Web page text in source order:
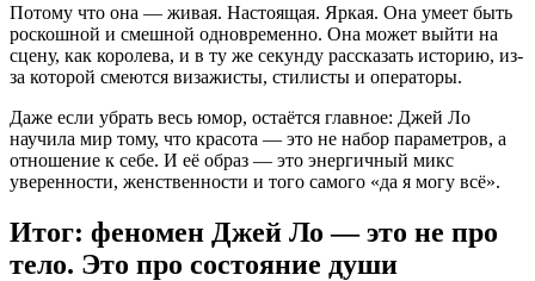
Потому что она — живая. Настоящая. Яркая. Она умеет быть
роскошной и смешной одновременно. Она может выйти на
сцену, как королева, и в ту же секунду рассказать историю, из-
за которой смеются визажисты, стилисты и операторы.
Даже если убрать весь юмор, остаётся главное: Джей Ло
научила мир тому, что красота — это не набор параметров, а
отношение к себе. И её образ — это энергичный микс
уверенности, женственности и того самого «да я могу всё».
Итог: феномен Джей Ло — это не про
тело. Это про состояние души